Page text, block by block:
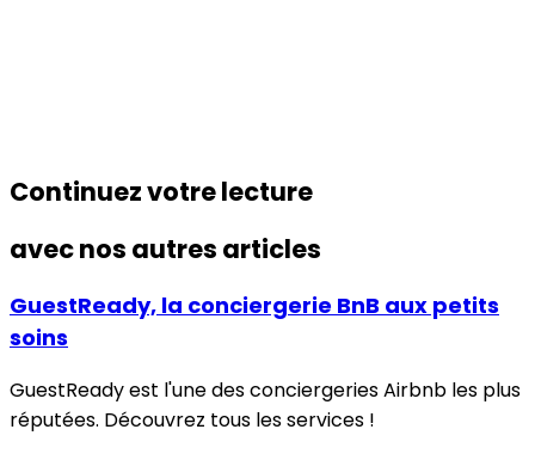
Continuez votre lecture
avec nos autres articles
GuestReady, la conciergerie BnB aux petits
soins
GuestReady est l'une des conciergeries Airbnb les plus
réputées. Découvrez tous les services !